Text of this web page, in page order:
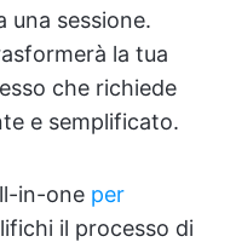
una sessione.
la tua
che richiede
e semplificato.
in-one per
il processo di